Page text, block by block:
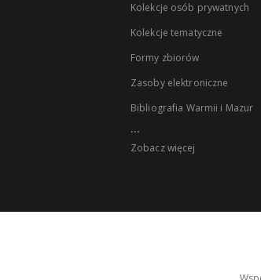
Kolekcje osób prywatnych
Kolekcje tematyczne
Formy zbiorów
Zasoby elektroniczne
Bibliografia Warmii i Mazur
...
Zobacz więcej